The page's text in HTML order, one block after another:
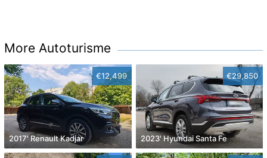
More Autoturisme
€12,499
2017' Renault Kadjar
€29,850
2023' Hyundai Santa Fe